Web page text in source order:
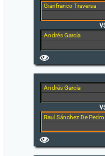
Gianfranco Traversa
Andrés García
Andrés García
Raul Sánchez De Pedro